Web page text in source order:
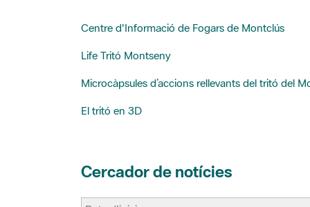
Centre d'Informació de Fogars de Montclús
Life Tritó Montseny
Microcàpsules d’accions rellevants del tritó del
El tritó en 3D
Cercador de notícies